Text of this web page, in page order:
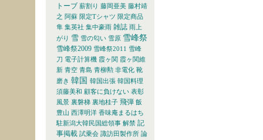
トーブ 薪割り 藤岡亜美 藤村靖
之 阿蘇 限定Tシャツ 限定商品
隼 集英社 集中豪雨 雑誌 雨上
がり 雪 雪の匂い 雪原 雪峰祭
雪峰祭2009 雪峰祭2011 雪峰
刀 電子計算機 霞ヶ関 霞ヶ関維
新 青空 青島 青柳勲 非電化 靴
磨き 韓国 韓国出張 韓国料理
須藤美和 顧客に負けない 表彰
風景 裏磐梯 裏地桂子 飛弾 飯
豊山 西澤明洋 香味庵まるはち
駐新潟大韓民国総領事 解禁 記
事掲載 試乗会 諏訪田製作所 論